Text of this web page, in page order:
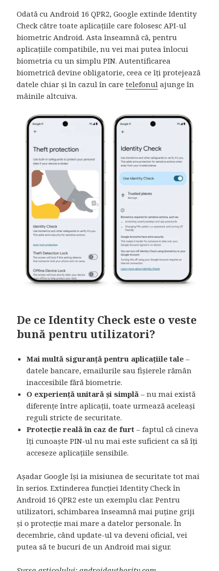
Odată cu Android 16 QPR2, Google extinde Identity
Check către toate aplicațiile care folosesc API-ul
biometric Android. Asta înseamnă că, pentru
aplicațiile compatibile, nu vei mai putea înlocui
biometria cu un simplu PIN. Autentificarea
biometrică devine obligatorie, ceea ce îți protejează
datele chiar și în cazul în caretelefonul ajunge în
mâinile altcuiva.
De ce Identity Check este o veste
bună pentru utilizatori?
Mai multă siguranță pentru aplicațiile tale –
datele bancare, emailurile sau fișierele rămân
inaccesibile fără biometrie.
O experiență unitară și simplă – nu mai există
diferențe între aplicații, toate urmează aceleași
reguli stricte de securitate.
Protecție reală în caz de furt – faptul că cineva
îți cunoaște PIN-ul nu mai este suficient ca să îți
acceseze aplicațiile sensibile.
Așadar Google își ia misiunea de securitate tot mai
în serios. Extinderea funcției Identity Check în
Android 16 QPR2 este un exemplu clar. Pentru
utilizatori, schimbarea înseamnă mai puține griji
și o protecție mai mare a datelor personale. În
decembrie, când update-ul va deveni oficial, vei
putea să te bucuri de un Android mai sigur.